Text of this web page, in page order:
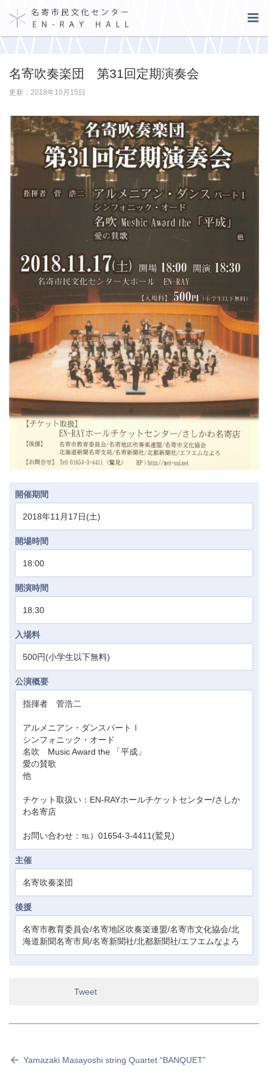
名寄吹奏楽団 第31回定期演奏会
更新：2018年10月15日
開催期間
2018年11月17日(土)
開場時間
18:00
開演時間
18:30
入場料
500円(小学生以下無料)
公演概要
指揮者 菅浩二
アルメニアン・ダンスパートⅠ
シンフォニック・オード
名吹 Music Award the 「平成」
愛の賛歌
他
チケット取扱い：EN-RAYホールチケットセンター/さしか
わ名寄店
お問い合わせ：℡）01654-3-4411(鷲見)
主催
名寄吹奏楽団
後援
名寄市教育委員会/名寄地区吹奏楽連盟/名寄市文化協会/北
海道新聞名寄市局/名寄新聞社/北都新聞社/エフエムなよろ
Tweet
Yamazaki Masayoshi string Quartet “BANQUET”